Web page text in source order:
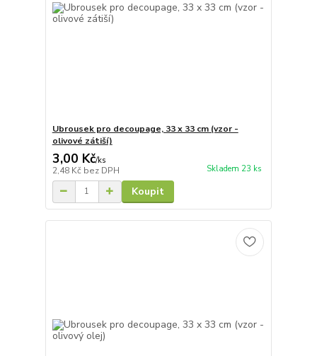
Ubrousek pro decoupage, 33 x 33 cm (vzor -
olivové zátiší)
3,00 Kč/ks
2,48 Kč bez DPH Skladem 23 ks
Koupit